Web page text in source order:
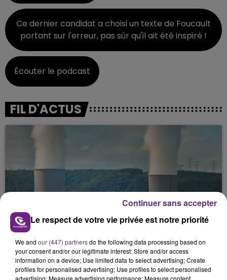
Ce dernier candidat a choisi un texte de Foucault
portant sur l'erreur, pas sûr qu'il ait été inspiré !
Écouter le podcast
FIL D'ACTUS
LA CENTRALE NUCLÉAIRE DE CHOOZ
TOUJOURS À L'ARRÊT
Cela fait déjà une semaine que la centrale
nucléaire ardennaise est à l'arrêt. Une situation
justifiée par la sécheresse intense qui est toujours
Le respect de votre vie privée est notre priorité
We and our (447) partnersdo the following data processing based on
your consent and/or our legitimate interest: Store and/or access
information on a device; Use limited data to select advertising; Create
profiles for personalised advertising; Use profiles to select personalised
advertising; Measure advertising performance; Measure content
Continuer sans accepter